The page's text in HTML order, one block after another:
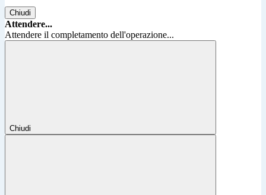
Chiudi
Attendere...
Attendere il completamento dell'operazione...
Chiudi